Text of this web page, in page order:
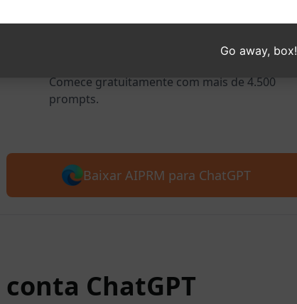
Comece gratuitamente com mais de 4.500
prompts.
Baixar AIPRM para ChatGPT
ChatGPT
Go away, box!